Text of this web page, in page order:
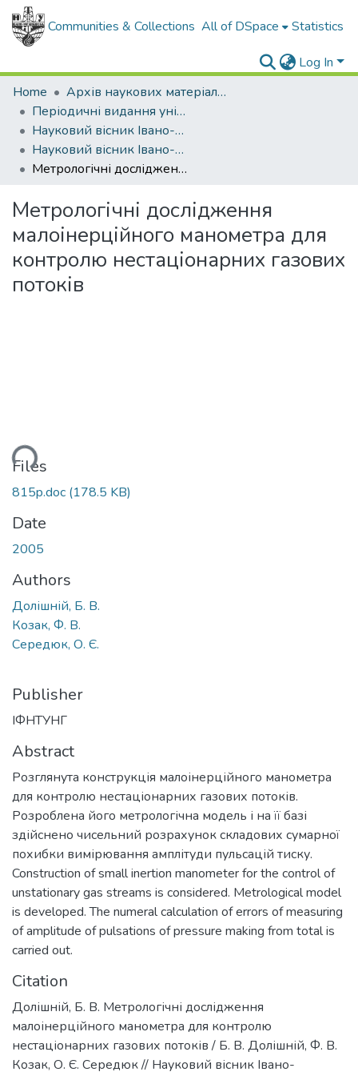
Communities & Collections All of DSpace Statistics
Log In
Home
Архів наукових матеріалів
Періодичні видання університету
Науковий вісник Івано-Франківського національного технічного університету нафти і газу
Науковий вісник Івано-Франківського національного технічного університету нафти і газу - 2005 - №1
Метрологічні дослідження малоінерційного манометра для контролю нестаціонарних газових потоків
Метрологічні дослідження
малоінерційного манометра для
контролю нестаціонарних газових
потоків
Files
815p.doc (178.5 KB)
Date
2005
Authors
Долішній, Б. В.
Козак, Ф. В.
Середюк, О. Є.
Publisher
ІФНТУНГ
Abstract
Розглянута конструкція малоінерційного манометра
для контролю нестаціонарних газових потоків.
Розроблена його метрологічна модель і на її базі
здійснено чисельний розрахунок складових сумарної
похибки вимірювання амплітуди пульсацій тиску.
Construction of small inertion manometer for the control of
unstationary gas streams is considered. Metrological model
is developed. The numeral calculation of errors of measuring
of amplitude of pulsations of pressure making from total is
carried out.
Citation
Долішній, Б. В. Метрологічні дослідження
малоінерційного манометра для контролю
нестаціонарних газових потоків / Б. В. Долішній, Ф. В.
Козак, О. Є. Середюк // Науковий вісник Івано-